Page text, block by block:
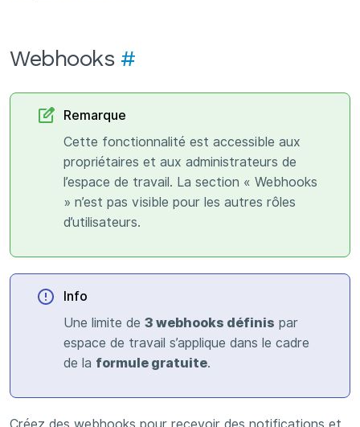
Webhooks #
Remarque
Cette fonctionnalité est accessible aux
propriétaires et aux administrateurs de
l’espace de travail. La section « Webhooks
» n’est pas visible pour les autres rôles
d’utilisateurs.
Info
Une limite de 3 webhooks définis par
espace de travail s’applique dans le cadre
de la formule gratuite.